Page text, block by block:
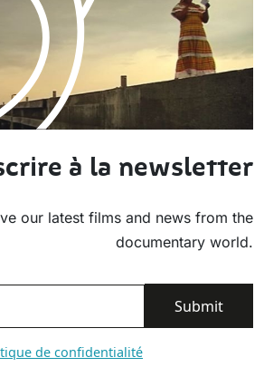
à la newsletter
our latest films and news from the
documentary world.
de confidentialité